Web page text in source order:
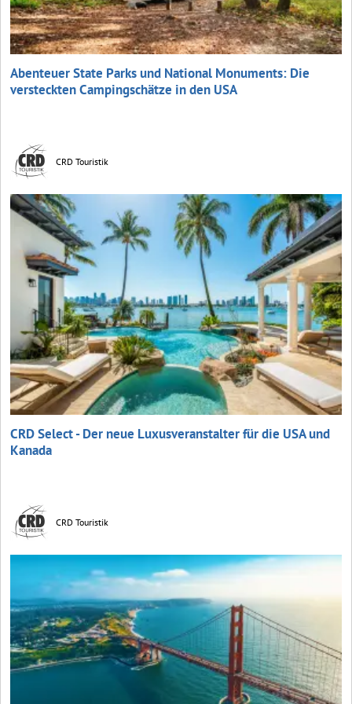
Abenteuer State Parks und National Monuments: Die
versteckten Campingschätze in den USA
CRD Touristik
CRD Select - Der neue Luxusveranstalter für die USA und
Kanada
CRD Touristik